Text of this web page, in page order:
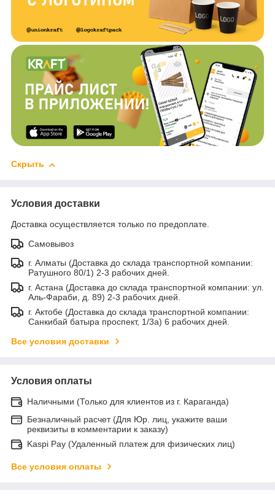
Скрыть
Условия доставки
Доставка осуществляется только по предоплате.
Самовывоз
г. Алматы (Доставка до склада транспортной компании:
Ратушного 80/1) 2-3 рабочих дней.
г. Астана (Доставка до склада транспортной компании: ул.
Аль-Фараби, д. 89) 2-3 рабочих дней.
г. Актобе (Доставка до склада транспортной компании:
Санкибай батыра проспект, 1/3а) 6 рабочих дней.
Все условия доставки
Условия оплаты
Наличными (Только для клиентов из г. Караганда)
Безналичный расчет (Для Юр. лиц, укажите ваши
реквизиты в комментарии к заказу)
Kaspi Pay (Удаленный платеж для физических лиц)
Все условия оплаты